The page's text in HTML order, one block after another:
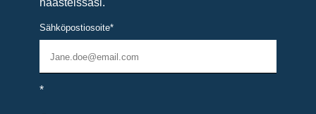
haasteissasi.
Sähköpostiosoite*
*